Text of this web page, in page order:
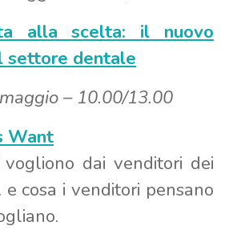
alla scelta: il nuovo
settore dentale
– 10.00/13.00
Want
dai venditori dei
e cosa i venditori pensano